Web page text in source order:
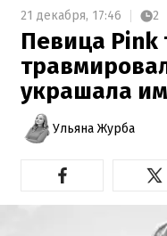
21 декабря, 17:46 2
Певица Pink
украшала
Ульяна Журба